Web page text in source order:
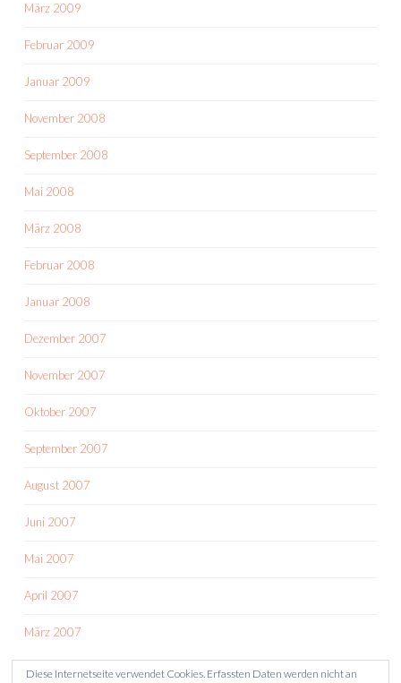
März 2009
Februar 2009
Januar 2009
November 2008
September 2008
Mai 2008
März 2008
Februar 2008
Januar 2008
Dezember 2007
November 2007
Oktober 2007
September 2007
August 2007
Juni 2007
Mai 2007
April 2007
März 2007
Diese Internetseite verwendet Cookies. Erfassten Daten werden nicht an